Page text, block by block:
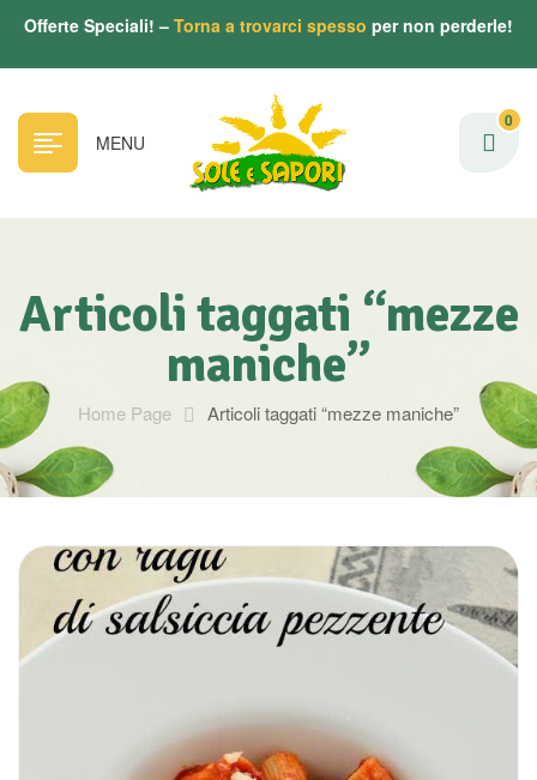
Offerte Speciali! – Torna a trovarci spesso per non perderle!
MENU
0
Articoli taggati “mezze
maniche”
Home Page Articoli taggati “mezze maniche”